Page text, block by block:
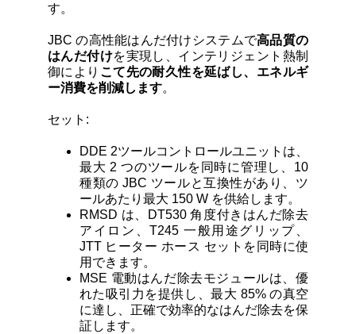
す。
JBC の高性能はんだ付けシステムで高品質の
はんだ付けを実現し、インテリジェント熱制
御により こて先の耐久性を延ばし、エネルギ
ー消費を削減します。
セット:
DDE 2ツールコントロールユニットは、
最大 2 つのツールを同時に管理し、10
種類の JBC ツールと互換性があり、ツ
ールあたり最大 150 W を供給します。
RMSD は、DT530 角度付きはんだ除去
アイロン、T245 一般用途グリップ、
JTT ヒーター ホース セットを同時に使
用できます。
MSE 電動はんだ除去モジュールは、優
れた吸引力を提供し、最大 85% の真空
に達し、正確で効率的なはんだ除去を保
証します。